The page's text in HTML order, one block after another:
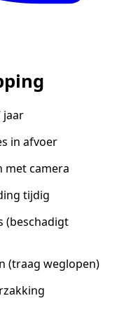
jaar
in afvoer
met camera
tijdig
(beschadigt
(traag weglopen)